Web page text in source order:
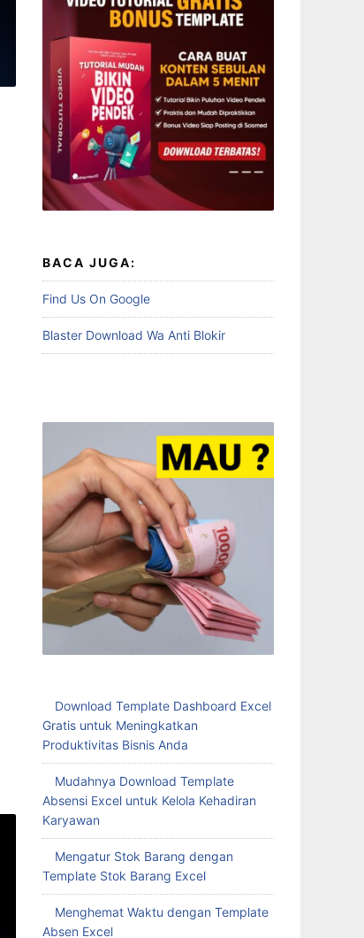
BACA JUGA:
Find Us On Google
Blaster Download Wa Anti Blokir
Download Template Dashboard Excel
Gratis untuk Meningkatkan
Produktivitas Bisnis Anda
Mudahnya Download Template
Absensi Excel untuk Kelola Kehadiran
Karyawan
Mengatur Stok Barang dengan
Template Stok Barang Excel
Menghemat Waktu dengan Template
Absen Excel